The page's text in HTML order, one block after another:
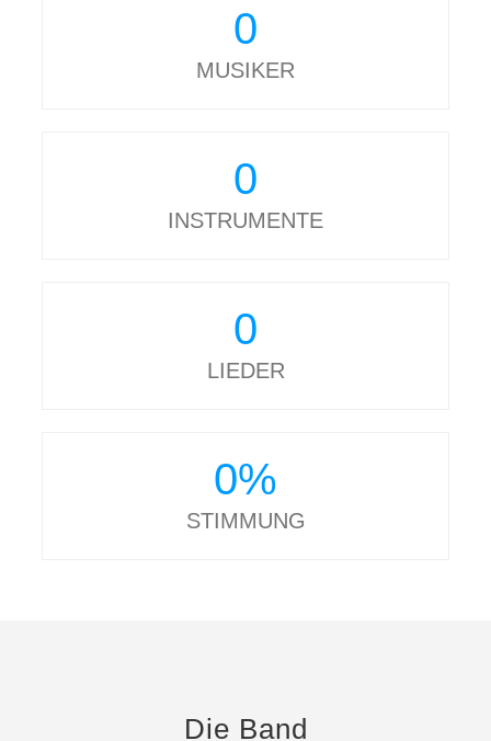
0
MUSIKER
0
INSTRUMENTE
0
LIEDER
0%
STIMMUNG
Die Band